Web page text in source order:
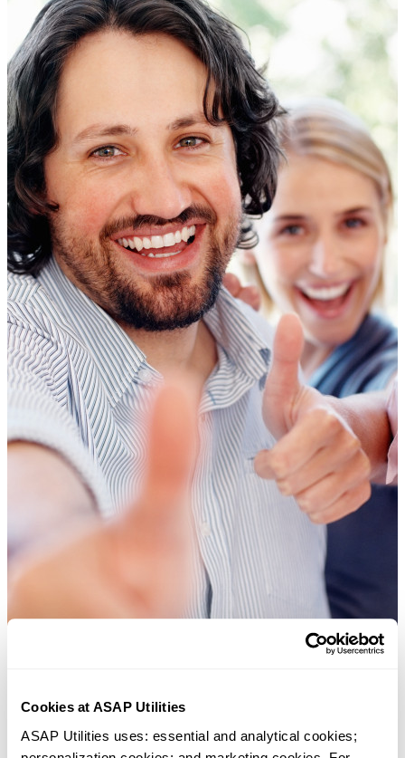
Cookies at ASAP Utilities
ASAP Utilities uses: essential and analytical cookies;
Excel.